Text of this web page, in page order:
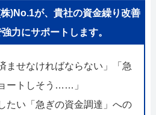
)No.1が、貴社の資金繰り改善
力にサポートします。
ませなければならない」「急
ートしそう……」
たい「急ぎの資金調達」への